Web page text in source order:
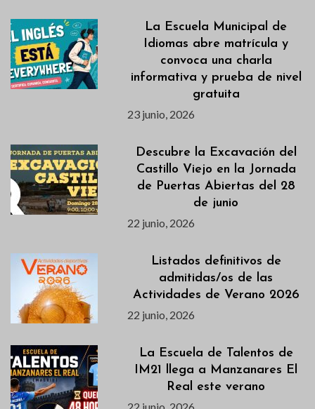
La Escuela Municipal de
Idiomas abre matrícula y
convoca una charla
informativa y prueba de nivel
gratuita
23 junio, 2026
Descubre la Excavación del
Castillo Viejo en la Jornada
de Puertas Abiertas del 28
de junio
22 junio, 2026
Listados definitivos de
admitidas/os de las
Actividades de Verano 2026
22 junio, 2026
La Escuela de Talentos de
IM21 llega a Manzanares El
Real este verano